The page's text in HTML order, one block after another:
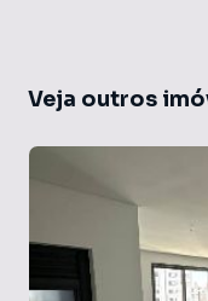
Veja outros